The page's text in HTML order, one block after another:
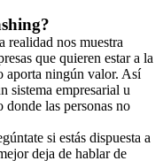
realidad nos muestra
que quieren estar a la
aporta ningún valor. Así
sistema empresarial u
donde las personas no
si estás dispuesta a
deja de hablar de